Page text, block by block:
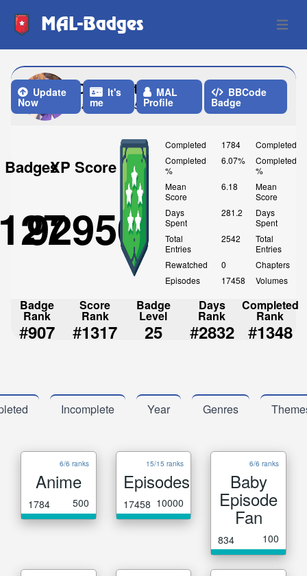
MAL-Badges Open
ConquestPL
Last Update: 5 Days ago
Update
Now
It's
me
MAL
Profile
BBCode
Badge
BadgesXP Score
92950
Completed
1784
Completed
%
6.07%
Mean
Score
6.18
Days
Spent
281.2
Total
Entries
2542
Rewatched
0
Episodes
17458
Completed
Completed
%
Mean
Score
Days
Spent
Total
Entries
Chapters
Volumes
Badge
Rank
#907
Score
Rank
#1317
Badge
Level
25
Days
Rank
#2832
Completed
Rank
#1348
Incomplete Year Genres
6/6 ranks
Anime
1784 500
15/15 ranks
Episodes
17458 10000
6/6 ranks
Baby
Episode
Fan
834 100